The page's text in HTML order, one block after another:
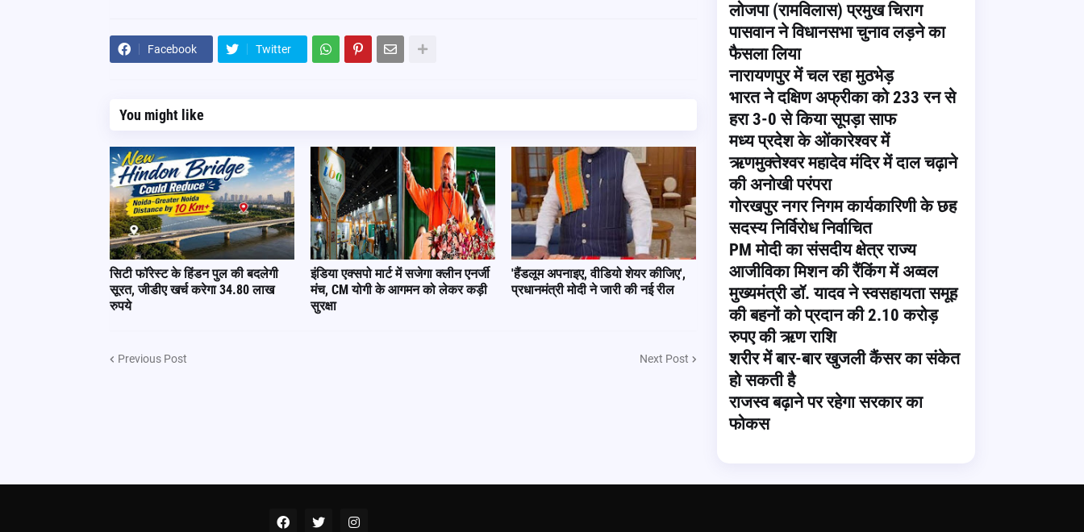
Facebook Twitter
You might like
सिटी फॉरेस्ट के हिंडन पुल की बदलेगी
सूरत, जीडीए खर्च करेगा 34.80 लाख
रुपये
इंडिया एक्सपो मार्ट में सजेगा क्लीन एनर्जी
मंच, CM योगी के आगमन को लेकर कड़ी
सुरक्षा
'हैंडलूम अपनाइए, वीडियो शेयर कीजिए',
प्रधानमंत्री मोदी ने जारी की नई रील
Previous Post Next Post
लोजपा (रामविलास) प्रमुख चिराग
पासवान ने विधानसभा चुनाव लड़ने का
फैसला लिया
नारायणपुर में चल रहा मुठभेड़
भारत ने दक्षिण अफ्रीका को 233 रन से
हरा 3-0 से किया सूपड़ा साफ
मध्य प्रदेश के ओंकारेश्वर में
ऋणमुक्तेश्वर महादेव मंदिर में दाल चढ़ाने
की अनोखी परंपरा
गोरखपुर नगर निगम कार्यकारिणी के छह
सदस्य निर्विरोध निर्वाचित
PM मोदी का संसदीय क्षेत्र राज्य
आजीविका मिशन की रैंकिंग में अव्वल
मुख्यमंत्री डॉ. यादव ने स्वसहायता समूह
की बहनों को प्रदान की 2.10 करोड़
रुपए की ऋण राशि
शरीर में बार-बार खुजली कैंसर का संकेत
हो सकती है
राजस्व बढ़ाने पर रहेगा सरकार का
फोकस